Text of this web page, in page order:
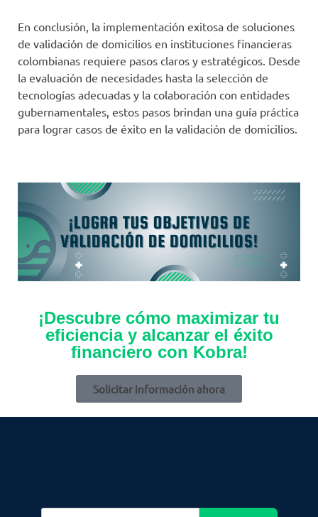
En conclusión, la implementación exitosa de soluciones
de validación de domicilios en instituciones financieras
colombianas requiere pasos claros y estratégicos. Desde
la evaluación de necesidades hasta la selección de
tecnologías adecuadas y la colaboración con entidades
gubernamentales, estos pasos brindan una guía práctica
para lograr casos de éxito en la validación de domicilios.
¡Descubre cómo maximizar tu
eficiencia y alcanzar el éxito
financiero con Kobra!
Solicitar información ahora